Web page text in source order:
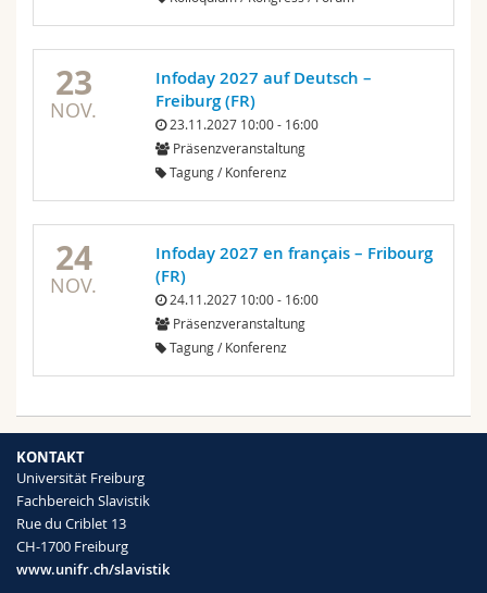
23
NOV.
Infoday 2027 auf Deutsch –
Freiburg (FR)
23.11.2027 10:00 - 16:00
Präsenzveranstaltung
Tagung / Konferenz
24
NOV.
Infoday 2027 en français – Fribourg
(FR)
24.11.2027 10:00 - 16:00
Präsenzveranstaltung
Tagung / Konferenz
KONTAKT
Universität Freiburg
Fachbereich Slavistik
Rue du Criblet 13
CH-1700 Freiburg
www.unifr.ch/slavistik